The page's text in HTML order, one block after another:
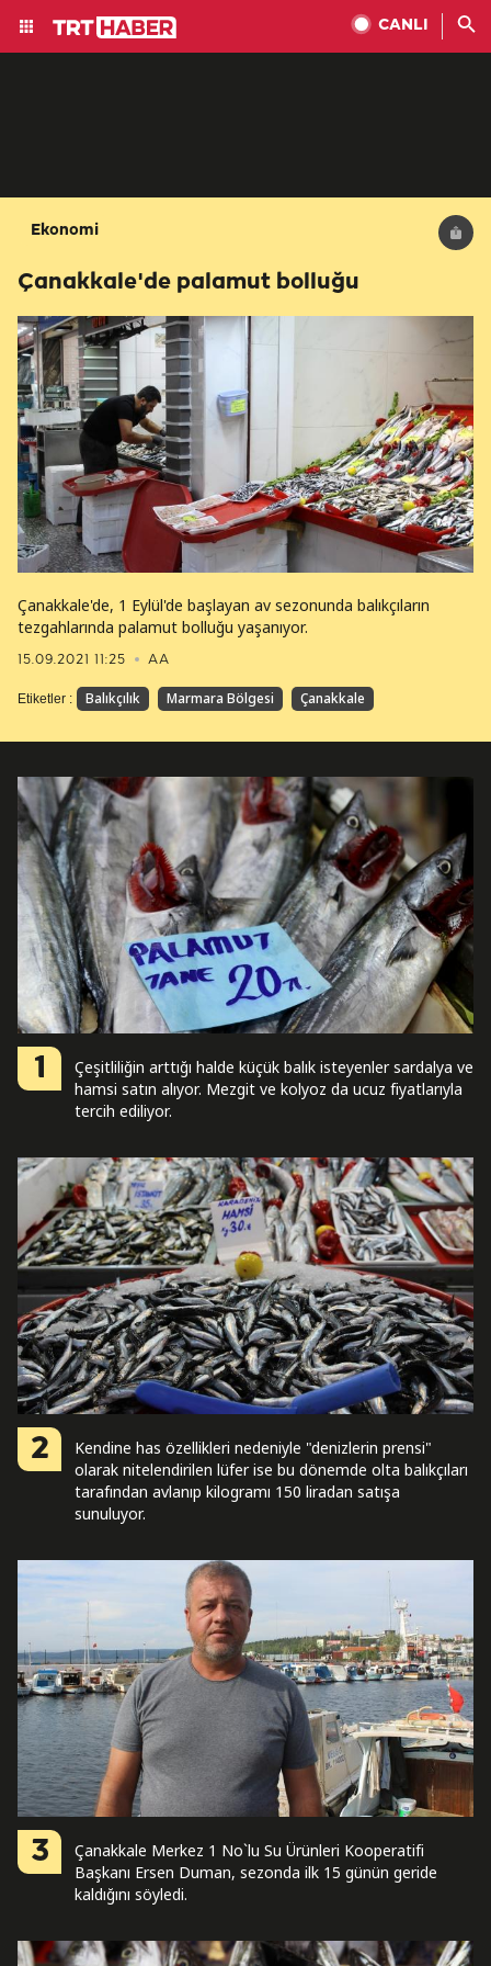
CANLI
Ekonomi
Çanakkale'de palamut bolluğu
15.09.2021 11:25 AA
Çanakkale'de, 1 Eylül'de başlayan av sezonunda balıkçıların
tezgahlarında palamut bolluğu yaşanıyor.
Etiketler : Balıkçılık Marmara Bölgesi Çanakkale
1
Çeşitliliğin arttığı halde küçük balık isteyenler sardalya ve
hamsi satın alıyor. Mezgit ve kolyoz da ucuz fiyatlarıyla
tercih ediliyor.
2
Kendine has özellikleri nedeniyle "denizlerin prensi"
olarak nitelendirilen lüfer ise bu dönemde olta balıkçıları
tarafından avlanıp kilogramı 150 liradan satışa
sunuluyor.
3
Çanakkale Merkez 1 No`lu Su Ürünleri Kooperatifi
Başkanı Ersen Duman, sezonda ilk 15 günün geride
kaldığını söyledi.